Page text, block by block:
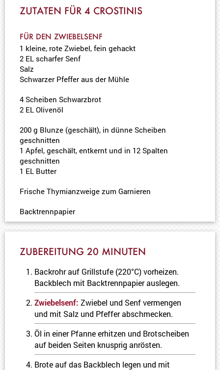
ZUTATEN FÜR 4 CROSTINIS
FÜR DEN ZWIEBELSENF
1 kleine, rote Zwiebel, fein gehackt
2 EL scharfer Senf
Salz
Schwarzer Pfeffer aus der Mühle
4 Scheiben Schwarzbrot
2 EL Olivenöl
200 g Blunze (geschält), in dünne Scheiben
geschnitten
1 Apfel, geschält, entkernt und in 12 Spalten
geschnitten
1 EL Butter
Frische Thymianzweige zum Garnieren
Backtrennpapier
ZUBEREITUNG 20 MINUTEN
Backrohr auf Grillstufe (220°C) vorheizen.
Backblech mit Backtrennpapier auslegen.
Zwiebelsenf: Zwiebel und Senf vermengen
und mit Salz und Pfeffer abschmecken.
Öl in einer Pfanne erhitzen und Brotscheiben
auf beiden Seiten knusprig anrösten.
Brote auf das Backblech legen und mit